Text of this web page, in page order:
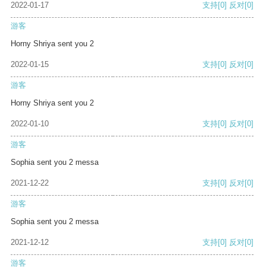
2022-01-17 支持[0] 反对[0]
游客
Horny Shriya sent you 2
2022-01-15 支持[0] 反对[0]
游客
Horny Shriya sent you 2
2022-01-10 支持[0] 反对[0]
游客
Sophia sent you 2 messa
2021-12-22 支持[0] 反对[0]
游客
Sophia sent you 2 messa
2021-12-12 支持[0] 反对[0]
游客